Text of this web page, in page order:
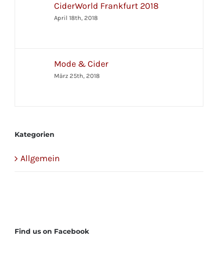
CiderWorld Frankfurt 2018
April 18th, 2018
Mode & Cider
März 25th, 2018
Kategorien
Allgemein
Find us on Facebook